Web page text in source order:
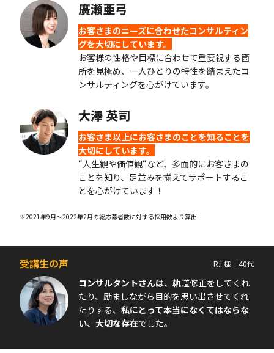
廣瀬亜弓
お客さまのニーズに合わせたコンサルティン
グを大切にしています。
お客様の性格や目標に合わせて重要視する箇
所を見極め、一人ひとりの特性を踏まえたコ
ンサルティングを心がけています。
大澤 英司
お客さま以上にお客さまのことを知ることを
大切にしています。
“人生観や価値観“など、多面的にお客さまの
ことを知り、足並みを揃えてサポートするこ
とを心がけています！
※2021年9月〜2022年2月の総応募者数に対する採用数より算出
受講生の声 R.I 様｜40代
コンサルタントさんは、 軌道修正をしてくれ
たり、励ましながら目的を思い出させてくれ
たりする、 私にとって本当になくてはならな
い、大切な存在でした。